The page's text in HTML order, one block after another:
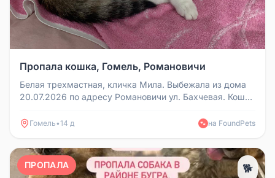
Пропала кошка, Гомель, Романовичи
Белая трехмастная, кличка Мила. Выбежала из дома
20.07.2026 по адресу Романовичи ул. Бахчевая. Кошка
Гомель•14 д 🐾 на FoundPets
ПРОПАЛА 🐕